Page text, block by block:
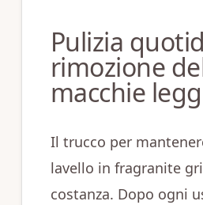
Pulizia
rimozione
macchie
Il trucco per
lavello in fragranite
costanza. Dopo ogni